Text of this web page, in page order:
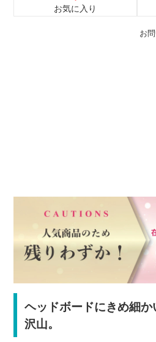
お
お気に入り
ヘッドボードにきめ細
沢山。